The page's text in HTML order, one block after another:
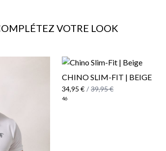
VOTRE LOOK
CHINO SLIM-FIT | BEIGE
34,95 € / 39,95 €
46